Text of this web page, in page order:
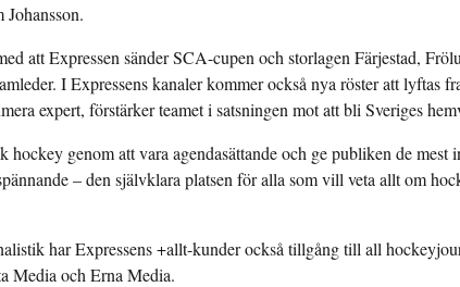
att Expressen sänder SCA-cupen och storlagen Färjestad,
I Expressens kanaler kommer också nya röster att lyftas
expert, förstärker teamet i satsningen mot att bli Sveriges
hockey genom att vara agendasättande och ge publiken de
– den självklara platsen för alla som vill veta allt om
har Expressens +allt-kunder också tillgång till all
Media och Erna Media.